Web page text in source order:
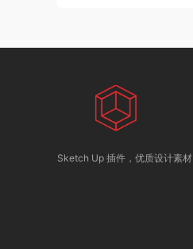
Sketch Up 插件，优质设计素材